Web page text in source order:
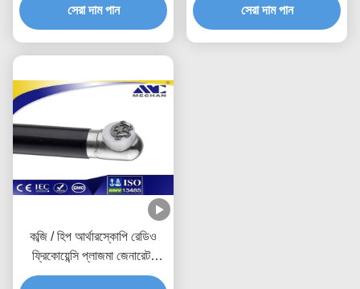
সেরা দাম পান
সেরা দাম পান
কব্জি / হিপ আর্থারস্কোপি রেডিও
ফ্রিকোয়েন্সি প্লাজমা জেনারেটর
বাইপোলার পরীক্ষার বৈদ্যুতিন সহ